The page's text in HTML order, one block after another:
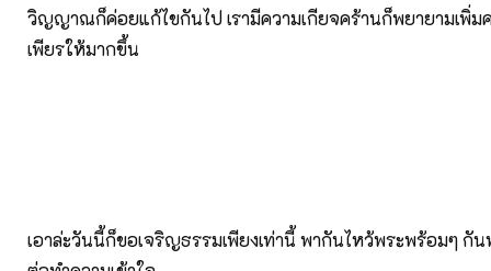
วิญญาณก็ค่อยแก้ไขกันไป เรามีความเกียจคร้านก็พยายามเพิ่
เพียรให้มากขึ้น
เอาล่ะวันนี้ก็ขอเจริญธรรมเพียงเท่านี้ พากันไหว้พระพร้อมๆ กั